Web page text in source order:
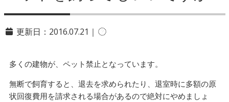
更新日：2016.07.21｜
多くの建物が、ペット禁止となっています。
無断で飼育すると、退去を求められたり、退室時に多額の原
状回復費用を請求される場合があるので絶対にやめましょ